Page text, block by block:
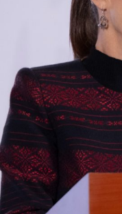
El despliegue
comercial para este
luego de queel
las operaciones de
suspendiera la
una alerta de
entidad
tras los
registrada en días
También lee:
El
Slim